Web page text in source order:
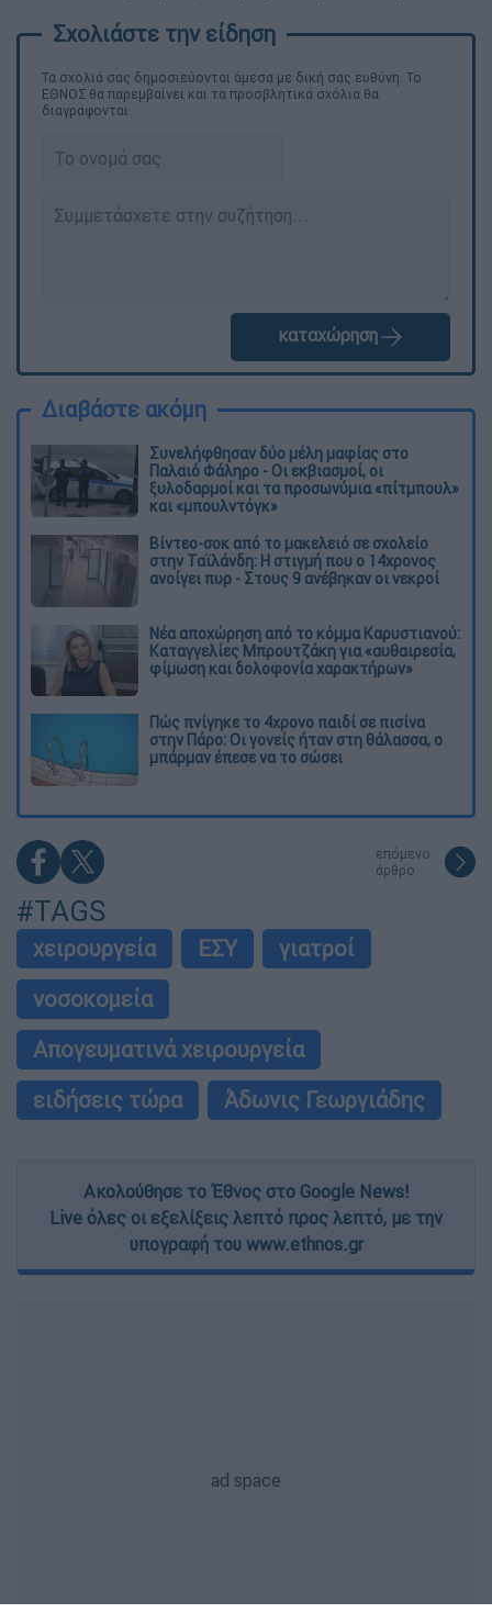
Τα σχολιά σας δημοσιεύονται άμεσα με δική σας ευθύνη. Το
ΕΘΝΟΣ θα παρεμβαίνει και τα προσβλητικά σχόλια θα
διαγράφονται
καταχώρηση
Διαβάστε ακόμη
Συνελήφθησαν δύο μέλη μαφίας στο
Παλαιό Φάληρο - Οι εκβιασμοί, οι
ξυλοδαρμοί και τα προσωνύμια «πίτμπουλ»
και «μπουλντόγκ»
Βίντεο-σοκ από το μακελειό σε σχολείο
στην Ταϊλάνδη: Η στιγμή που ο 14χρονος
ανοίγει πυρ - Στους 9 ανέβηκαν οι νεκροί
Νέα αποχώρηση από το κόμμα Καρυστιανού:
Καταγγελίες Μπρουτζάκη για «αυθαιρεσία,
φίμωση και δολοφονία χαρακτήρων»
Πώς πνίγηκε το 4χρονο παιδί σε πισίνα
στην Πάρο: Οι γονείς ήταν στη θάλασσα, ο
μπάρμαν έπεσε να το σώσει
επόμενο
άρθρο
#TAGS
χειρουργεία ΕΣΥ
γιατροί
νοσοκομεία
Απογευματινά χειρουργεία
ειδήσεις τώρα
Άδωνις Γεωργιάδης
Ακολούθησε το Έθνος στο Google News!
Live όλες οι εξελίξεις λεπτό προς λεπτό, με την
υπογραφή του www.ethnos.gr